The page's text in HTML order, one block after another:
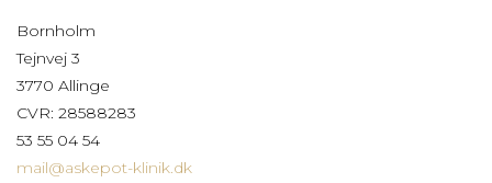
Bornholm
Tejnvej 3
3770 Allinge
CVR: 28588283
53 55 04 54
mail@askepot-klinik.dk